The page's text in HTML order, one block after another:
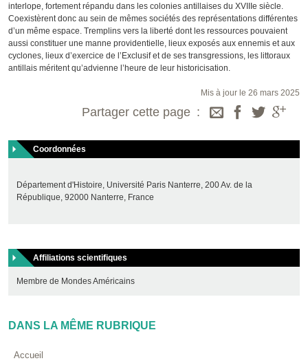
interlope, fortement répandu dans les colonies antillaises du XVIIIe siècle.
Coexistèrent donc au sein de mêmes sociétés des représentations différentes
d’un même espace. Tremplins vers la liberté dont les ressources pouvaient
aussi constituer une manne providentielle, lieux exposés aux ennemis et aux
cyclones, lieux d’exercice de l’Exclusif et de ses transgressions, les littoraux
antillais méritent qu’advienne l’heure de leur historicisation.
Mis à jour le 26 mars 2025
Partager cette page
Coordonnées
Département d'Histoire, Université Paris Nanterre, 200 Av. de la
République, 92000 Nanterre, France
Affiliations scientifiques
Membre de Mondes Américains
DANS LA MÊME RUBRIQUE
Accueil